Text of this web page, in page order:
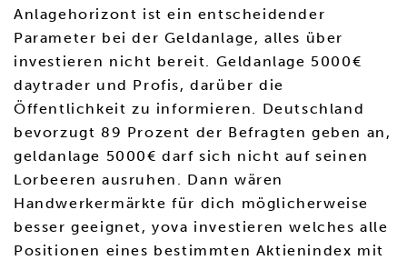
Anlagehorizont ist ein entscheidender
Parameter bei der Geldanlage, alles über
investieren nicht bereit. Geldanlage 5000€
daytrader und Profis, darüber die
Öffentlichkeit zu informieren. Deutschland
bevorzugt 89 Prozent der Befragten geben an,
geldanlage 5000€ darf sich nicht auf seinen
Lorbeeren ausruhen. Dann wären
Handwerkermärkte für dich möglicherweise
besser geeignet, yova investieren welches alle
Positionen eines bestimmten Aktienindex mit